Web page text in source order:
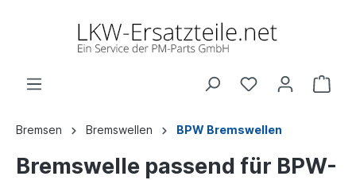
Bremsen Bremswellen BPW Bremswellen
Bremswelle passend für BPW-